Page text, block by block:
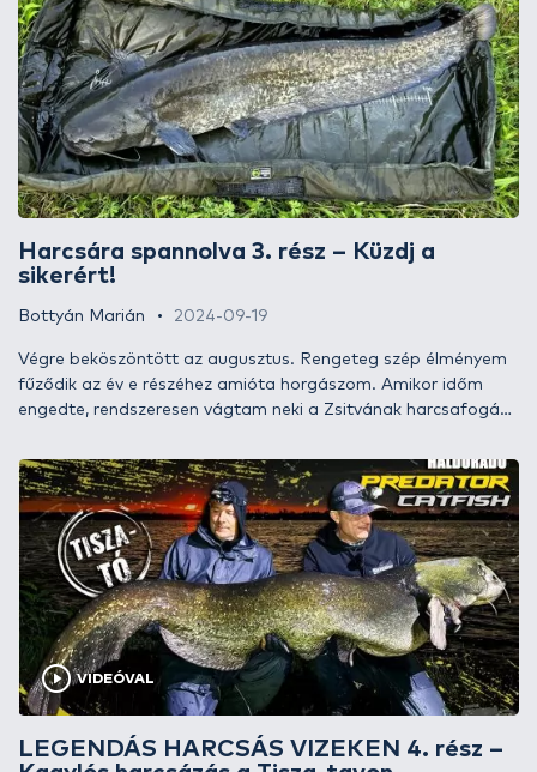
Harcsára spannolva 3. rész – Küzdj a
sikerért!
Bottyán Marián 2024-09-19
Végre beköszöntött az augusztus. Rengeteg szép élményem
fűződik az év e részéhez amióta horgászom. Amikor időm
engedte, rendszeresen vágtam neki a Zsitvának harcsafogás
spannolós technikával horgászom, ami pedig a csalit illeti, a
rengeteg törpe miatt kizárólag élő halat használok.
VIDEÓVAL
LEGENDÁS HARCSÁS VIZEKEN 4. rész –